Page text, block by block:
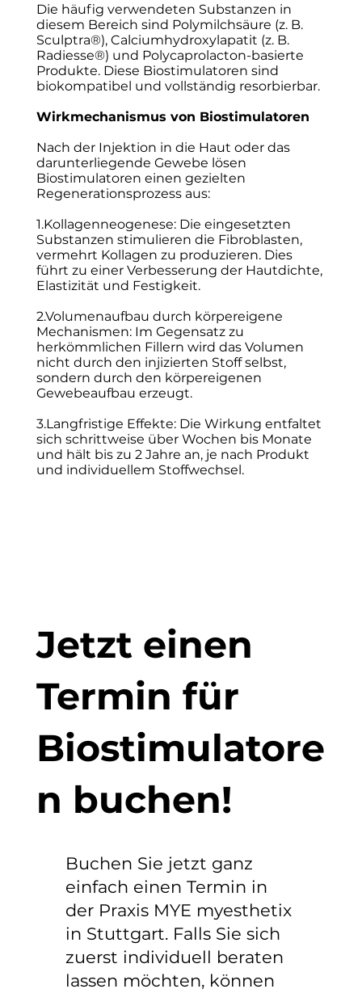
Die häufig verwendeten Substanzen in
diesem Bereich sind Polymilchsäure (z. B.
Sculptra®), Calciumhydroxylapatit (z. B.
Radiesse®) und Polycaprolacton-basierte
Produkte. Diese Biostimulatoren sind
biokompatibel und vollständig resorbierbar.
Wirkmechanismus von Biostimulatoren
Nach der Injektion in die Haut oder das
darunterliegende Gewebe lösen
Biostimulatoren einen gezielten
Regenerationsprozess aus:
1.Kollagenneogenese: Die eingesetzten
Substanzen stimulieren die Fibroblasten,
vermehrt Kollagen zu produzieren. Dies
führt zu einer Verbesserung der Hautdichte,
Elastizität und Festigkeit.
2.Volumenaufbau durch körpereigene
Mechanismen: Im Gegensatz zu
herkömmlichen Fillern wird das Volumen
nicht durch den injizierten Stoff selbst,
sondern durch den körpereigenen
Gewebeaufbau erzeugt.
3.Langfristige Effekte: Die Wirkung entfaltet
sich schrittweise über Wochen bis Monate
und hält bis zu 2 Jahre an, je nach Produkt
und individuellem Stoffwechsel.
Buchen Sie jetzt ganz
einfach einen Termin in
der Praxis MYE myesthetix
in Stuttgart. Falls Sie sich
zuerst individuell beraten
lassen möchten, können
Jetzt einen
Termin für
Biostimulatore
n buchen!